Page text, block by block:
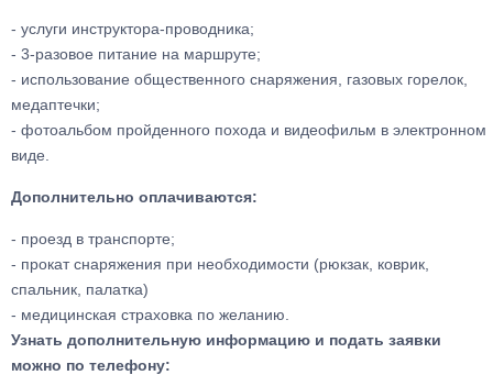
- услуги инструктора-проводника;
- 3-разовое питание на маршруте;
- использование общественного снаряжения, газовых горелок,
медаптечки;
- фотоальбом пройденного похода и видеофильм в электронном
виде.
Дополнительно оплачиваются:
- проезд в транспорте;
- прокат снаряжения при необходимости (рюкзак, коврик,
спальник, палатка)
- медицинская страховка по желанию.
Узнать дополнительную информацию и подать заявки
можно по телефону: